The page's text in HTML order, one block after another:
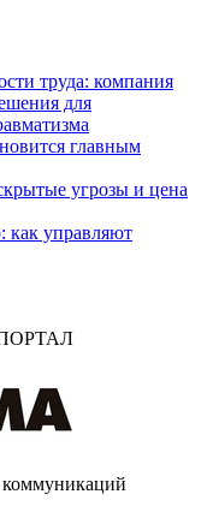
труда: компания
для
главным
угрозы и цена
как управляют